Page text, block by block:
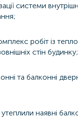
системи
робіт із
стін будинку;
та балконні
наявні